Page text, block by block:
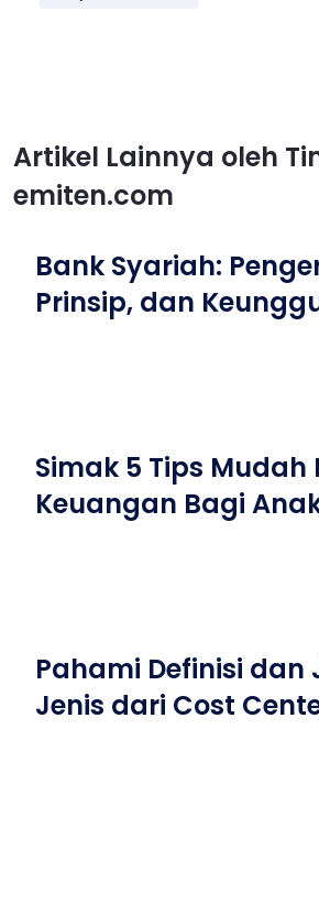
Artikel Lainnya oleh
emiten.com
Bank Syariah:
Prinsip, dan
Simak 5 Tips
Keuangan Bagi
Pahami Definisi dan
Jenis dari Cost